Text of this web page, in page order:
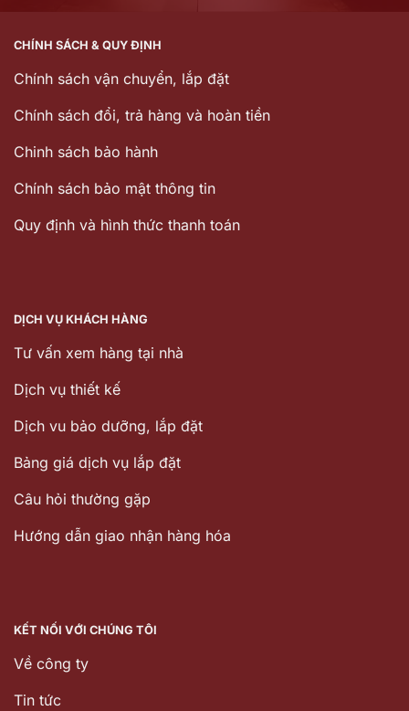
CHÍNH SÁCH & QUY ĐỊNH
Chính sách vận chuyển, lắp đặt
Chính sách đổi, trả hàng và hoàn tiền
Chinh sách bảo hành
Chính sách bảo mật thông tin
Quy định và hình thức thanh toán
DỊCH VỤ KHÁCH HÀNG
Tư vấn xem hàng tại nhà
Dịch vụ thiết kế
Dịch vu bảo dưỡng, lắp đặt
Bảng giá dịch vụ lắp đặt
Câu hỏi thường gặp
Hướng dẫn giao nhận hàng hóa
KẾT NỐI VỚI CHÚNG TÔI
Về công ty
Tin tức